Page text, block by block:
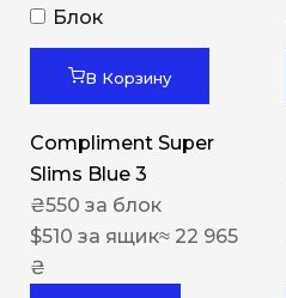
Блок
В Корзину
Compliment Super
Slims Blue 3
₴550 за блок
$510 за ящик≈ 22 965
₴